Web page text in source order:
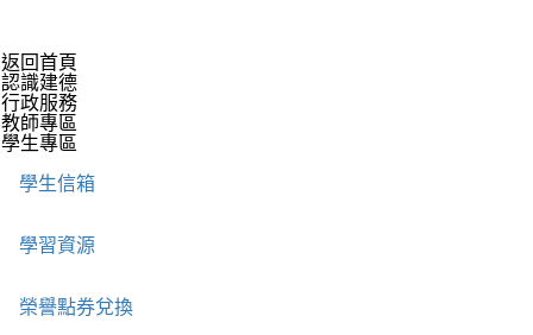
返回首頁
認識建德
行政服務
教師專區
學生專區
學生信箱
學習資源
榮譽點券兌換